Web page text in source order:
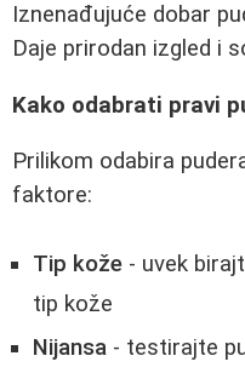
Iznenađujuće dobar
Daje prirodan izgled i
Kako odabrati pravi
Prilikom odabira
faktore:
Tip kože - uvek
tip kože
Nijansa - testirajte